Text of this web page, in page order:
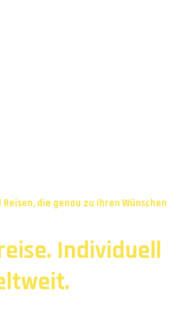
Individuell
die genau zu Ihren Wünschen